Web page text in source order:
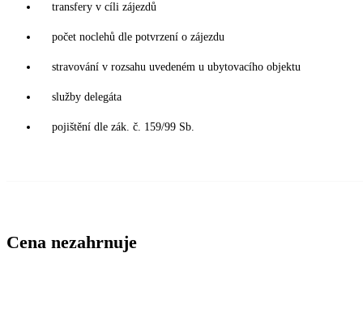
transfery v cíli zájezdů
počet noclehů dle potvrzení o zájezdu
stravování v rozsahu uvedeném u ubytovacího objektu
služby delegáta
pojištění dle zák. č. 159/99 Sb.
Cena nezahrnuje